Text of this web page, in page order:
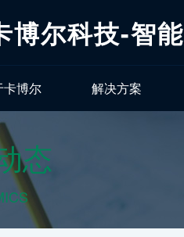
博尔科技-智
卡博尔 解决方案
态